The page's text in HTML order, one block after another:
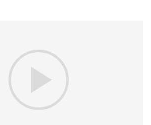
Play
Video